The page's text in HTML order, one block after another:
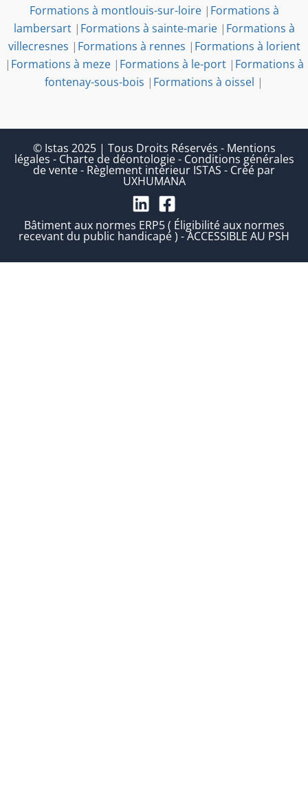
Formations à montlouis-sur-loire| Formations à
lambersart| Formations à sainte-marie| Formations à
villecresnes | Formations à rennes | Formations à lorient
| Formations à meze| Formations à le-port| Formations à
fontenay-sous-bois | Formations à oissel |
© Istas 2025 | Tous Droits Réservés - Mentions
légales - Charte de déontologie- Conditions générales
de vente- Règlement intérieur ISTAS - Créé par
UXHUMANA
Bâtiment aux normes ERP5 ( Éligibilité aux normes
recevant du public handicapé ) - ACCESSIBLE AU PSH